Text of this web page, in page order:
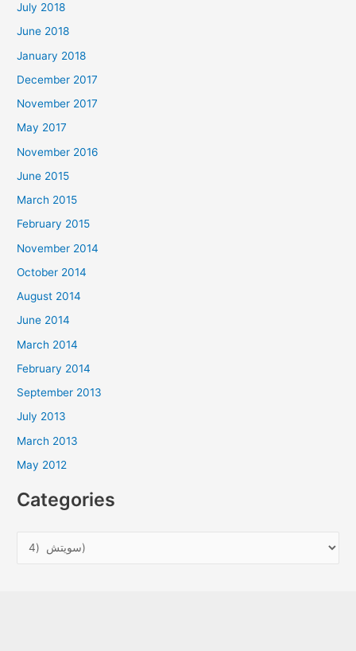
July 2018
June 2018
January 2018
December 2017
November 2017
May 2017
November 2016
June 2015
March 2015
February 2015
November 2014
October 2014
August 2014
June 2014
March 2014
February 2014
September 2013
July 2013
March 2013
May 2012
Categories